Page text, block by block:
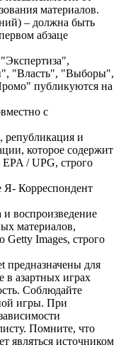
материалов.
– должна быть
абзаце
"Власть", "Выборы",
публикуются на
с
републикация и
которое содержит
/ UPG, строго
Я- Корреспондент
воспроизведение
материалов,
Images, строго
предназначены для
в азартных играх
Соблюдайте
игры. При
Помните, что
являться источником